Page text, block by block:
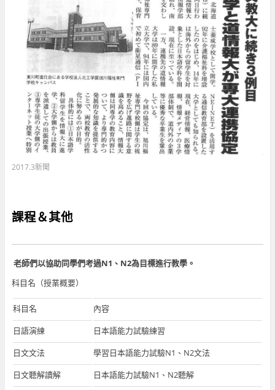
2017.3新聞
課程＆其他
老師們以協助同學們考過N1、N2為目標進行教學。
科目名（授業概要）
科目名
內容
日語演練
日本語能力試驗練習
日文文法
學習日本語能力試驗N1、N2文法
日文聽解讀解
日本語能力試驗N1、N2聽解